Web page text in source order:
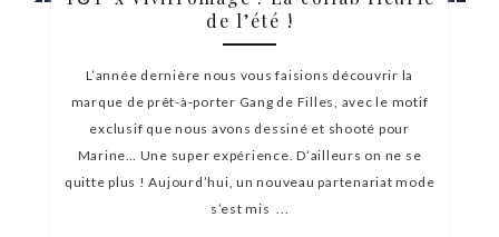
de l’été !
L’année dernière nous vous faisions découvrir la
marque de prêt-à-porter Gang de Filles, avec le motif
exclusif que nous avons dessiné et shooté pour
Marine… Une super expérience. D’ailleurs on ne se
quitte plus ! Aujourd’hui, un nouveau partenariat mode
s’est mis ...